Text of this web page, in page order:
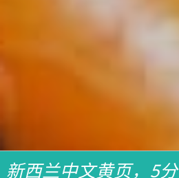
新西兰中文黄页，5